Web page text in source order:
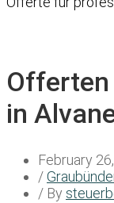
in
February
/
/ By